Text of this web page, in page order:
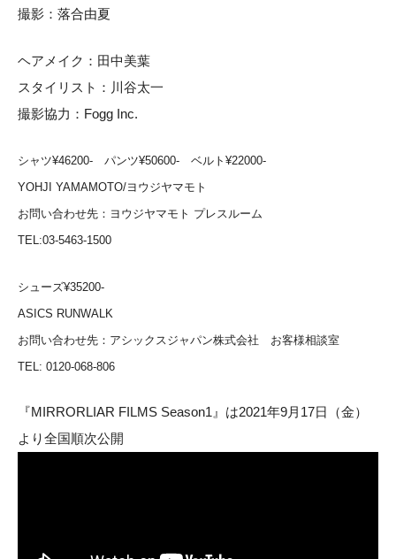
撮影：落合由夏
ヘアメイク：田中美葉
スタイリスト：川谷太一
撮影協力：Fogg Inc.
シャツ¥46200- パンツ¥50600- ベルト¥22000-
YOHJI YAMAMOTO/ヨウジヤマモト
お問い合わせ先： ヨウジヤマモト プレスルーム
TEL:03-5463-1500
シューズ¥35200-
ASICS RUNWALK
お問い合わせ先： アシックスジャパン株式会社 お客様相談室
TEL: 0120-068-806
『MIRRORLIAR FILMS Season1』は2021年9月17日（金）
より全国順次公開